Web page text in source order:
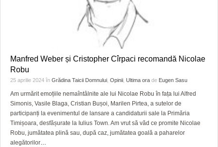
Manfred Weber și Cristopher Cîrpaci recomandă Nicolae
Robu
25 aprilie 2024 în Grădina Taicii Domnului Opinii Ultima ora de Eugen Sasu
Am urmărit emoțiile nemaîntâlnite ale lui Nicolae Robu în fața lui Alfred
Simonis, Vasile Blaga, Cristian Bușoi, Marilen Pirtea, a sutelor de
participanți la evenimentul de lansare a candidaturii sale la Primăria
Timișoara, desfășurate la Iulius Town. Am vrut să văd ce promite Nicolae
Robu, jumătatea plină sau, după caz, jumătatea goală a paharelor
alegătorilor…